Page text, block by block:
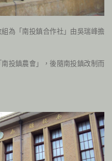
組為「南投鎮合作社」由吳瑞峰擔
投鎮農會」，後隨南投鎮改制而